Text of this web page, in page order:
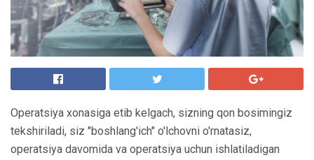
Operatsiya xonasiga etib kelgach, sizning qon bosimingiz
tekshiriladi, siz "boshlang'ich" o'lchovni o'rnatasiz,
operatsiya davomida va operatsiya uchun ishlatiladigan